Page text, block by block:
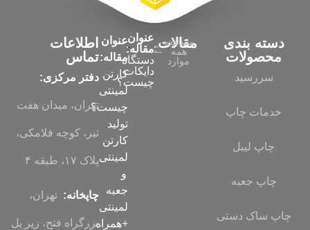
دسته بندی
محصولات
سررسید
خدمات چاپ
چاپ لیبل
چاپ جعبه
چاپ ساک دستی
مقالات
مشاهده
همه
موارد
عنوان
مقاله:
دستگاه
دایکات
چیست؟
عنوان
مقاله:
کارتن
لمینتی
چیست؟
تولید
کارتن
لمینتی
و
جعبه
لمینتی
+همراه
اطلاعات
تماس
دفتر مرکزی:
تهران، میدان هفت
تیر، کوچه فلامکی،
پلاک ۱۷، طبقه ۴
چاپخانه: تهران،
بزرگراه فتح، زیر پل